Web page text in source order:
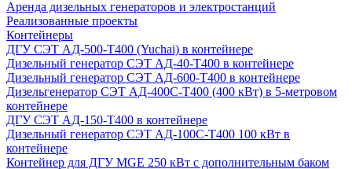
Аренда дизельных генераторов и электростанций
Реализованные проекты
Контейнеры
ДГУ СЭТ АД-500-Т400 (Yuchai) в контейнере
Дизельный генератор СЭТ АД-40-Т400 в контейнере
Дизельный генератор СЭТ АД-600-Т400 в контейнере
Дизельгенератор СЭТ АД-400С-Т400 (400 кВт) в 5-метровом
контейнере
ДГУ СЭТ АД-150-Т400 в контейнере
Дизельный генератор СЭТ АД-100С-Т400 100 кВт в
контейнере
Контейнер для ДГУ MGE 250 кВт с дополнительным баком